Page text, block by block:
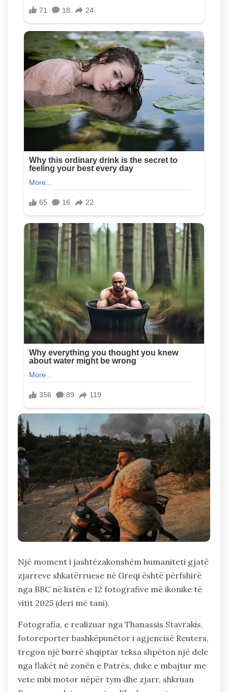
Një moment i jashtëzakonshëm humaniteti gjatë
zjarreve shkatërruese në Greqi është përfshirë
nga BBC në listën e 12 fotografive më ikonike të
vitit 2025 (deri më tani).
Fotografia, e realizuar nga Thanassis Stavrakis,
fotoreporter bashkëpunëtor i agjencisë Reuters,
tregon një burrë shqiptar teksa shpëton një dele
nga flakët në zonën e Patrës, duke e mbajtur me
vete mbi motor nëpër tym dhe zjarr, shkruan